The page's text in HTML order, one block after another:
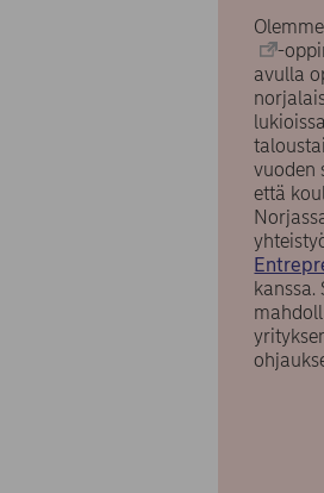
-
avulla
vuoden
että